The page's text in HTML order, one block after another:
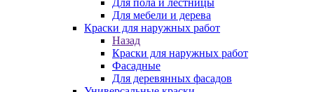
Для пола и лестницы
Для мебели и дерева
Краски для наружных работ
Назад
Краски для наружных работ
Фасадные
Для деревянных фасадов